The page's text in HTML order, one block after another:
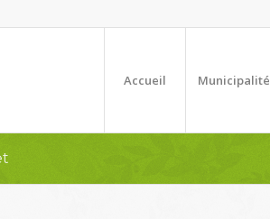
Accueil Municipalité